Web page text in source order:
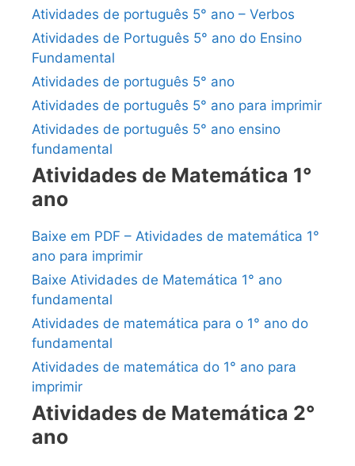
Atividades de português 5° ano – Verbos
Atividades de Português 5° ano do Ensino
Fundamental
Atividades de português 5° ano
Atividades de português 5° ano para imprimir
Atividades de português 5° ano ensino
fundamental
Atividades de Matemática 1°
ano
Baixe em PDF – Atividades de matemática 1°
ano para imprimir
Baixe Atividades de Matemática 1° ano
fundamental
Atividades de matemática para o 1° ano do
fundamental
Atividades de matemática do 1° ano para
imprimir
Atividades de Matemática 2°
ano